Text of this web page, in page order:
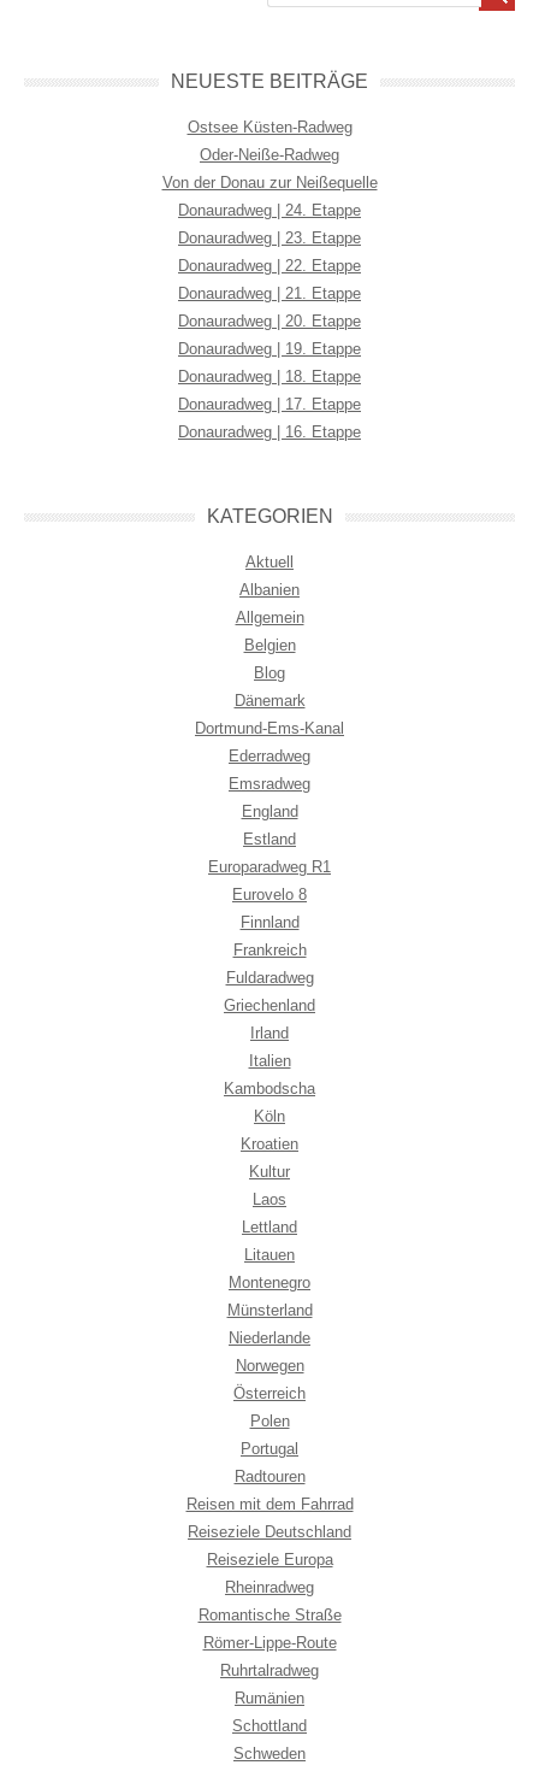
NEUESTE BEITRÄGE
Ostsee Küsten-Radweg
Oder-Neiße-Radweg
Von der Donau zur Neißequelle
Donauradweg | 24. Etappe
Donauradweg | 23. Etappe
Donauradweg | 22. Etappe
Donauradweg | 21. Etappe
Donauradweg | 20. Etappe
Donauradweg | 19. Etappe
Donauradweg | 18. Etappe
Donauradweg | 17. Etappe
Donauradweg | 16. Etappe
KATEGORIEN
Aktuell
Albanien
Allgemein
Belgien
Blog
Dänemark
Dortmund-Ems-Kanal
Ederradweg
Emsradweg
England
Estland
Europaradweg R1
Eurovelo 8
Finnland
Frankreich
Fuldaradweg
Griechenland
Irland
Italien
Kambodscha
Köln
Kroatien
Kultur
Laos
Lettland
Litauen
Montenegro
Münsterland
Niederlande
Norwegen
Österreich
Polen
Portugal
Radtouren
Reisen mit dem Fahrrad
Reiseziele Deutschland
Reiseziele Europa
Rheinradweg
Romantische Straße
Römer-Lippe-Route
Ruhrtalradweg
Rumänien
Schottland
Schweden